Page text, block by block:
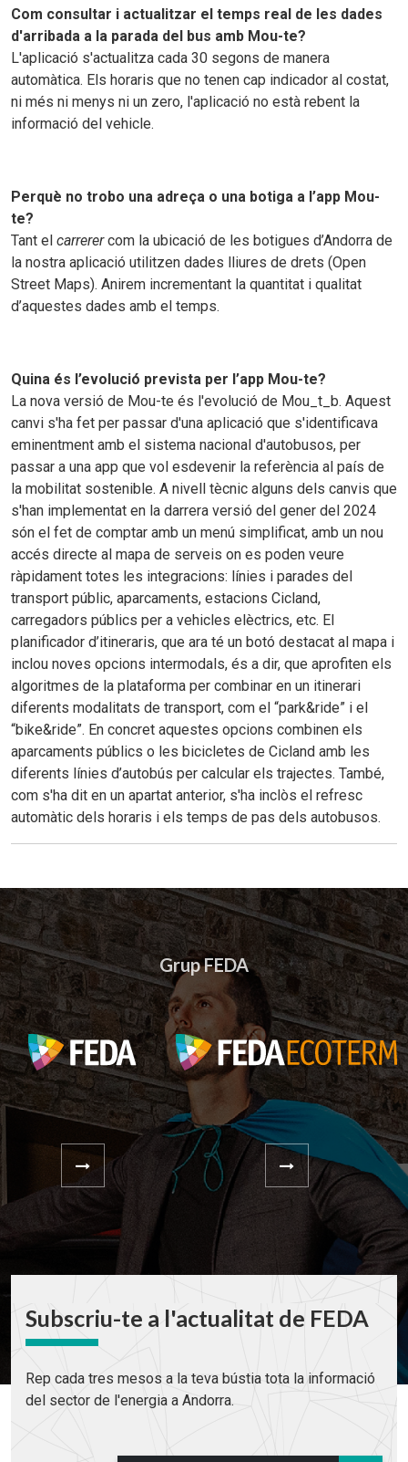
Com consultar i actualitzar el temps real de les dades
d'arribada a la parada del bus amb Mou-te?
L'aplicació s'actualitza cada 30 segons de manera
automàtica. Els horaris que no tenen cap indicador al costat,
ni més ni menys ni un zero, l'aplicació no està rebent la
informació del vehicle.
Perquè no trobo una adreça o una botiga a l’app Mou-
te?
Tant el carrerercom la ubicació de les botigues d’Andorra de
la nostra aplicació utilitzen dades lliures de drets (Open
Street Maps). Anirem incrementant la quantitat i qualitat
d’aquestes dades amb el temps.
Quina és l’evolució prevista per l’app Mou-te?
La nova versió de Mou-te és l'evolució de Mou_t_b. Aquest
canvi s'ha fet per passar d'una aplicació que s'identificava
eminentment amb el sistema nacional d'autobusos, per
passar a una app que vol esdevenir la referència al país de
la mobilitat sostenible. A nivell tècnic alguns dels canvis que
s'han implementat en la darrera versió del gener del 2024
són el fet de comptar amb un menú simplificat, amb un nou
accés directe al mapa de serveis on es poden veure
ràpidament totes les integracions: línies i parades del
transport públic, aparcaments, estacions Cicland,
carregadors públics per a vehicles elèctrics, etc. El
planificador d’itineraris, que ara té un botó destacat al mapa i
inclou noves opcions intermodals, és a dir, que aprofiten els
algoritmes de la plataforma per combinar en un itinerari
diferents modalitats de transport, com el “park&ride” i el
“bike&ride”. En concret aquestes opcions combinen els
aparcaments públics o les bicicletes de Cicland amb les
diferents línies d’autobús per calcular els trajectes. També,
com s'ha dit en un apartat anterior, s'ha inclòs el refresc
automàtic dels horaris i els temps de pas dels autobusos.
Grup FEDA
Subscriu-te a l'actualitat de FEDA
Rep cada tres mesos a la teva bústia tota la informació
del sector de l'energia a Andorra.